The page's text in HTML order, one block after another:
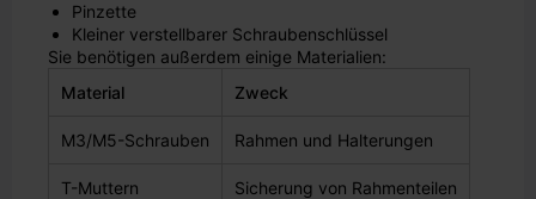
Pinzette
Kleiner verstellbarer Schraubenschlüssel
Sie benötigen außerdem einige Materialien:
Material
Zweck
M3/M5-Schrauben Rahmen und Halterungen
T-Muttern Sicherung von Rahmenteilen